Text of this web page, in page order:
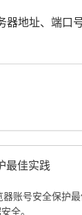
器地址、端口
最佳实践
器账号安全保护
全。